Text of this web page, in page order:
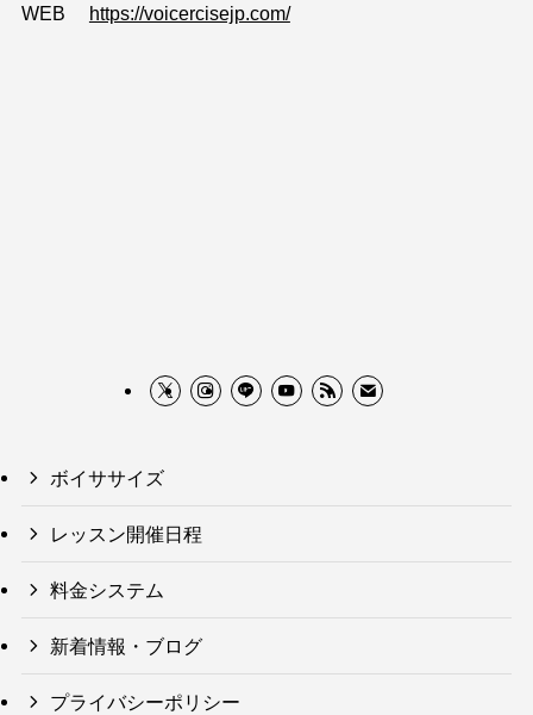
WEB https://voicercisejp.com/
ボイササイズ
レッスン開催日程
料金システム
新着情報・ブログ
プライバシーポリシー